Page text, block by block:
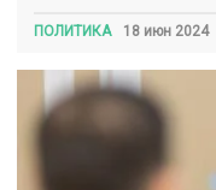
ПОЛИТИКА 18 июн 2024